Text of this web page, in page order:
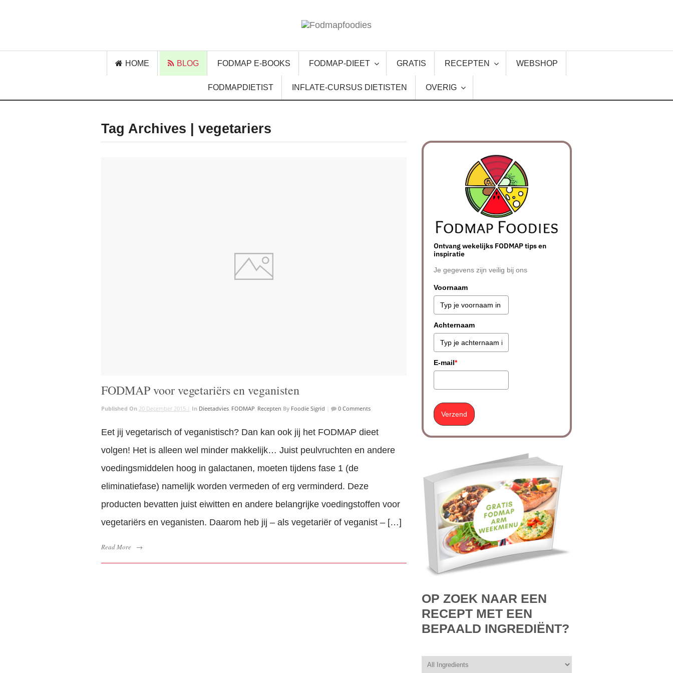
HOME BLOG FODMAP E-BOOKS FODMAP-DIEET GRATIS RECEPTEN WEBSHOP
FODMAPDIETIST INFLATE-CURSUS DIETISTEN OVERIG
Tag Archives | vegetariers
FODMAP voor vegetariërs en veganisten
Published On 20 December 2015 | In Dieetadvies FODMAP Recepten By Foodie Sigrid 0 Comments
Eet jij vegetarisch of veganistisch? Dan kan ook jij het FODMAP dieet
volgen! Het is alleen wel minder makkelijk… Juist peulvruchten en andere
voedingsmiddelen hoog in galactanen, moeten tijdens fase 1 (de
eliminatiefase) namelijk worden vermeden of erg verminderd. Deze
producten bevatten juist eiwitten en andere belangrijke voedingstoffen voor
vegetariërs en veganisten. Daarom heb jij – als vegetariër of veganist – […]
Read More →
Ontvang wekelijks FODMAP tips en
inspiratie
Je gegevens zijn veilig bij ons
Voornaam
Achternaam
E-mail*
Verzend
OP ZOEK NAAR EEN
RECEPT MET EEN
BEPAALD INGREDIËNT?